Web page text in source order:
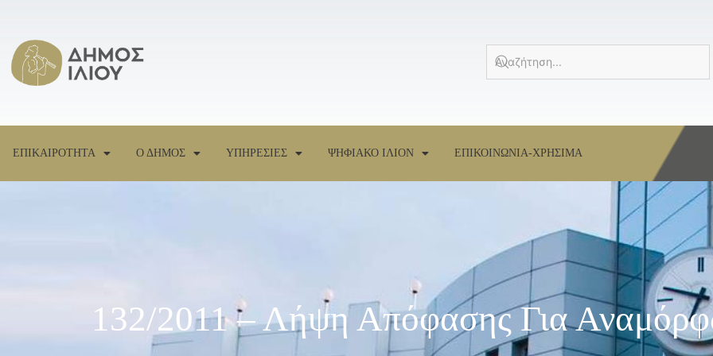
ΕΠΙΚΑΙΡΟΤΗΤΑ Ο ΔΗΜΟΣ ΥΠΗΡΕΣΙΕΣ ΨΗΦΙΑΚΟ ΙΛΙΟΝ ΕΠΙΚΟΙΝΩΝΙΑ-ΧΡΗΣΙΜΑ
132/2011 – Λήψη Απόφασης Για